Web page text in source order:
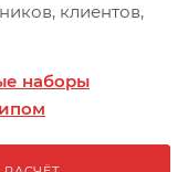
клиентов,
наборы